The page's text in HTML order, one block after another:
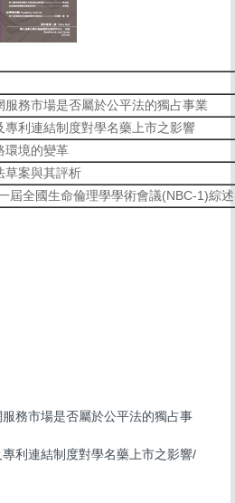
務市場是否屬於公平法的獨占事業
專利連結制度對學名藥上市之影響
環境的變革
草案與其評析
屆全國生命倫理學學術會議(NBC-1)綜述
務市場是否屬於公平法的獨占事
利連結制度對學名藥上市之影響/